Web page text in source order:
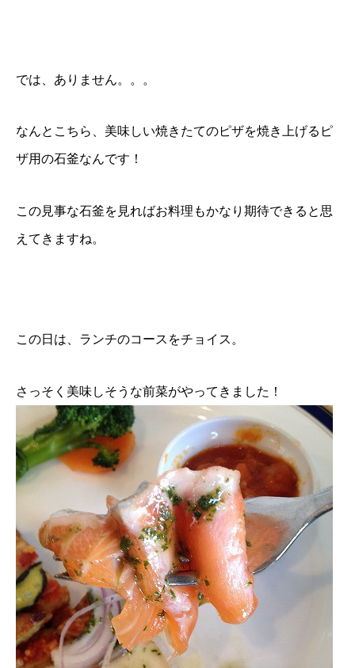
では、ありません。。。
なんとこちら、美味しい焼きたてのピザを焼き上げるピ
ザ用の石釜なんです！
この見事な石釜を見ればお料理もかなり期待できると思
えてきますね。
この日は、ランチのコースをチョイス。
さっそく美味しそうな前菜がやってきました！